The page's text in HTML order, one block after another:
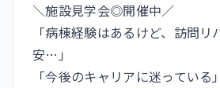
＼施設見学会◎開催中／
「病棟経験はあるけど、訪問リ
安…」
「今後のキャリアに迷っている」